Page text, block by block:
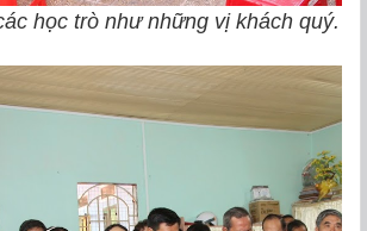
học trò như những vị khách quý.